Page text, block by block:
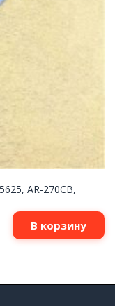
AR-270CB,
В корзину